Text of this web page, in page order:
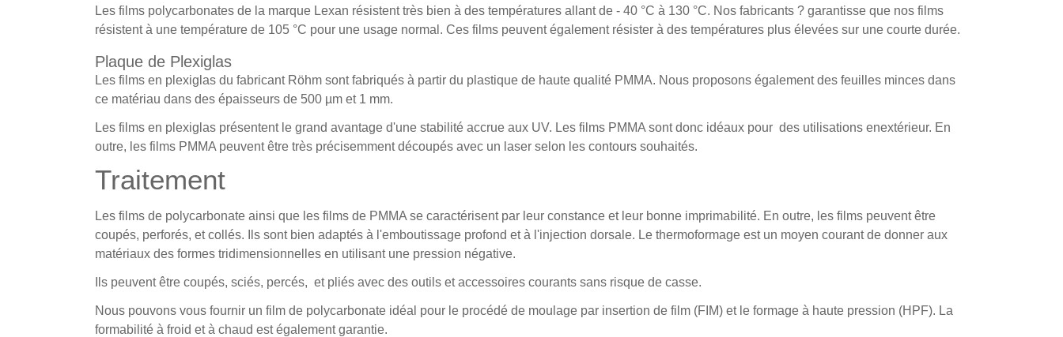
Les films polycarbonates de la marque Lexan résistent très bien à des températures allant de - 40 °C à 130 °C. Nos fabricants ? garantisse que nos films
résistent à une température de 105 °C pour une usage normal. Ces films peuvent également résister à des températures plus élevées sur une courte durée.
Plaque de Plexiglas
Les films en plexiglas du fabricant Röhm sont fabriqués à partir du plastique de haute qualité PMMA. Nous proposons également des feuilles minces dans
ce matériau dans des épaisseurs de 500 µm et 1 mm.
Les films en plexiglas présentent le grand avantage d'une stabilité accrue aux UV. Les films PMMA sont donc idéaux pour des utilisations enextérieur. En
outre, les films PMMA peuvent être très précisemment découpés avec un laser selon les contours souhaités.
Traitement
Les films de polycarbonate ainsi que les films de PMMA se caractérisent par leur constance et leur bonne imprimabilité. En outre, les films peuvent être
coupés, perforés, et collés. Ils sont bien adaptés à l'emboutissage profond et à l'injection dorsale. Le thermoformage est un moyen courant de donner aux
matériaux des formes tridimensionnelles en utilisant une pression négative.
Ils peuvent être coupés, sciés, percés, et pliés avec des outils et accessoires courants sans risque de casse.
Nous pouvons vous fournir un film de polycarbonate idéal pour le procédé de moulage par insertion de film (FIM) et le formage à haute pression (HPF). La
formabilité à froid et à chaud est également garantie.